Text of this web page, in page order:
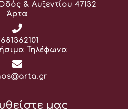
& Αυξεντίου 47132
Άρτα
Τηλέφωνα
μας